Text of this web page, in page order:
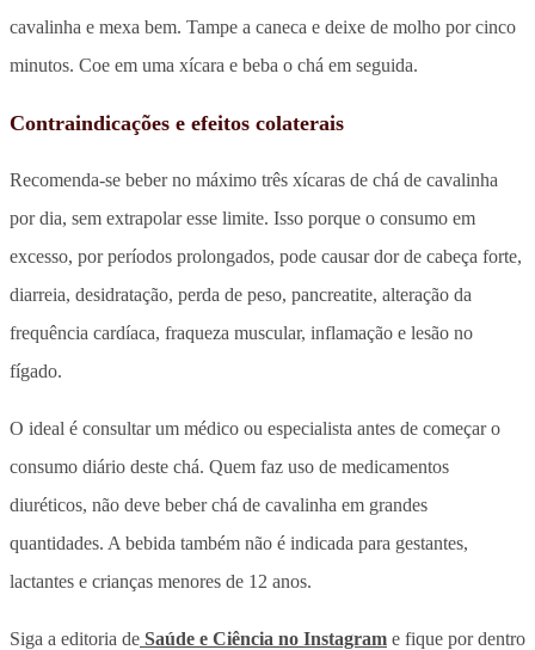
cavalinha e mexa bem. Tampe a caneca e deixe de molho por cinco
minutos. Coe em uma xícara e beba o chá em seguida.
Contraindicações e efeitos colaterais
Recomenda-se beber no máximo três xícaras de chá de cavalinha
por dia, sem extrapolar esse limite. Isso porque o consumo em
excesso, por períodos prolongados, pode causar dor de cabeça forte,
diarreia, desidratação, perda de peso, pancreatite, alteração da
frequência cardíaca, fraqueza muscular, inflamação e lesão no
fígado.
O ideal é consultar um médico ou especialista antes de começar o
consumo diário deste chá. Quem faz uso de medicamentos
diuréticos, não deve beber chá de cavalinha em grandes
quantidades. A bebida também não é indicada para gestantes,
lactantes e crianças menores de 12 anos.
Siga a editoria de Saúde e Ciência no Instagram e fique por dentro